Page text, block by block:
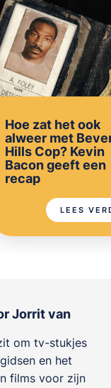
Hoe zat het ook
alweer met
Hills Cop? Kevin
Bacon geeft een
recap
LEES
Jorrit van
om tv-stukjes
en het
films voor zijn